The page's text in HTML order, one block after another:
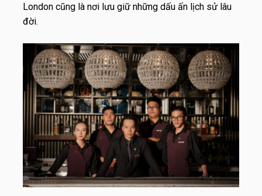
London cũng là nơi lưu giữ những dấu ấn lịch sử lâu
đời.